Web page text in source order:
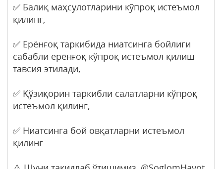
✅ Балиқ маҳсулотларини кўпроқ истеъмол
қилинг,
✅ Ерёнғоқ таркибида ниатсинга бойлиги
сабабли ерёнғоқ кўпроқ истеъмол қилиш
тавсия этилади,
✅ Қўзиқорин таркибли салатларни кўпроқ
истеъмол қилинг,
✅ Ниатсинга бой овқатларни истеъмол
қилинг